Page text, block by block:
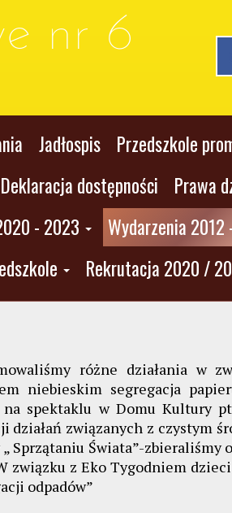
nr 6
Jadłospis
Przedszkole
Deklaracja dostępności
Prawa
- 2023
Wydarzenia 2012
Rekrutacja 2020 /
różne działania w
niebieskim segregacja
na spektaklu w Domu Kultury
działań związanych z czystym
Sprzątaniu Świata”-zbieraliśmy
związku z Eko Tygodniem
odpadów”